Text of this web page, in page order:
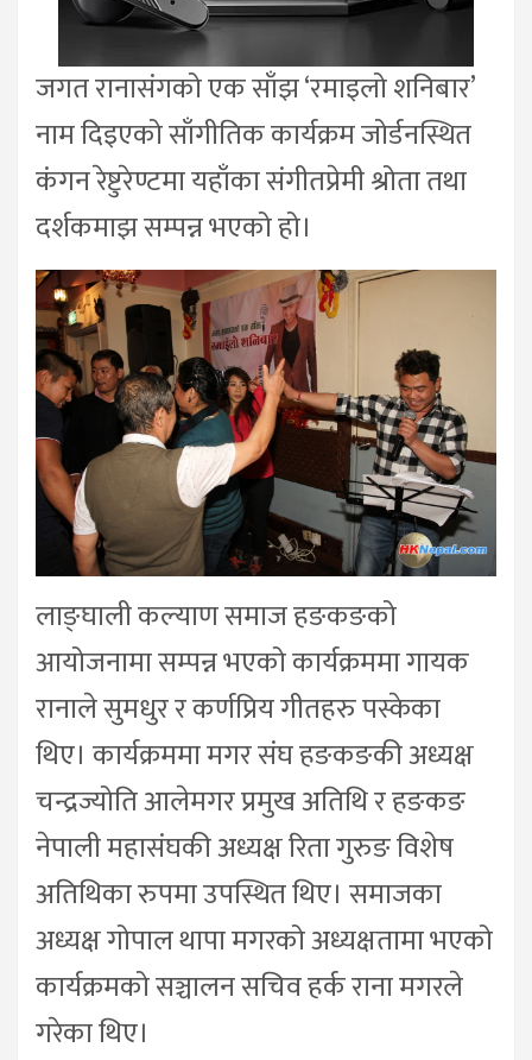
जगत रानासंगको एक साँझ ‘रमाइलो शनिबार’
नाम दिइएको साँगीतिक कार्यक्रम जोर्डनस्थित
कंगन रेष्टुरेण्टमा यहाँका संगीतप्रेमी श्रोता तथा
दर्शकमाझ सम्पन्न भएको हो।
लाङ्घाली कल्याण समाज हङकङको
आयोजनामा सम्पन्न भएको कार्यक्रममा गायक
रानाले सुमधुर र कर्णप्रिय गीतहरु पस्केका
थिए। कार्यक्रममा मगर संघ हङकङकी अध्यक्ष
चन्द्रज्योति आलेमगर प्रमुख अतिथि र हङकङ
नेपाली महासंघकी अध्यक्ष रिता गुरुङ विशेष
अतिथिका रुपमा उपस्थित थिए। समाजका
अध्यक्ष गोपाल थापा मगरको अध्यक्षतामा भएको
कार्यक्रमको सञ्चालन सचिव हर्क राना मगरले
गरेका थिए।